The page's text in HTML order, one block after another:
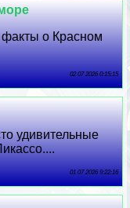
о Красном
02 07 2026 0:15:15
удивительные
01 07 2026 9:22:16